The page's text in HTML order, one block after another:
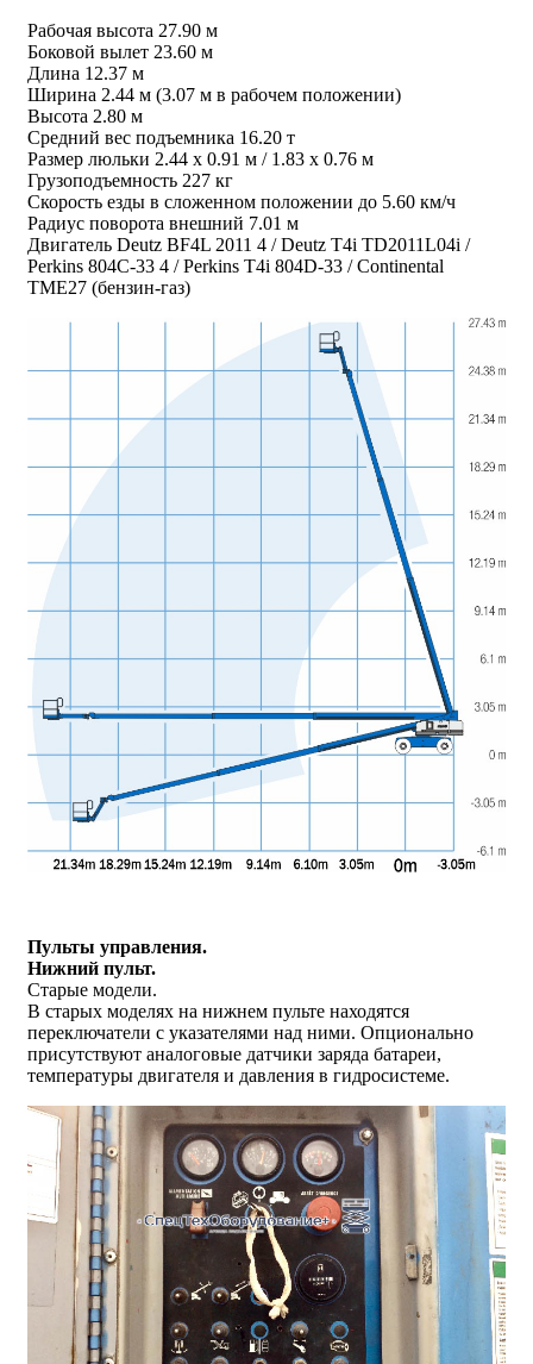
Рабочая высота 27.90 м
Боковой вылет 23.60 м
Длина 12.37 м
Ширина 2.44 м (3.07 м в рабочем положении)
Высота 2.80 м
Средний вес подъемника 16.20 т
Размер люльки 2.44 х 0.91 м / 1.83 х 0.76 м
Грузоподъемность 227 кг
Скорость езды в сложенном положении до 5.60 км/ч
Радиус поворота внешний 7.01 м
Двигатель Deutz BF4L 2011 4 / Deutz T4i TD2011L04i /
Perkins 804C-33 4 / Perkins T4i 804D-33 / Continental
TME27 (бензин-газ)
Пульты управления.
Нижний пульт.
Старые модели.
В старых моделях на нижнем пульте находятся
переключатели с указателями над ними. Опционально
присутствуют аналоговые датчики заряда батареи,
температуры двигателя и давления в гидросистеме.